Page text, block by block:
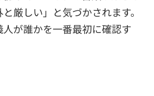
厳しい」と気づかされます。
が誰かを一番最初に確認す